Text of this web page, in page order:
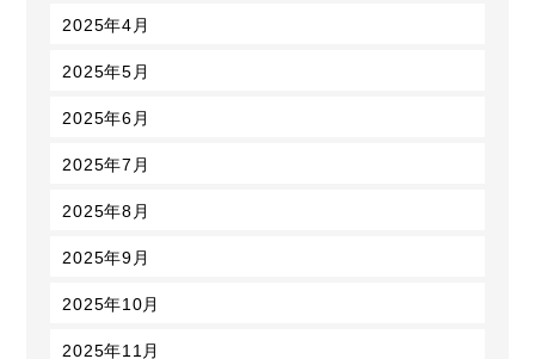
2025年4月
2025年5月
2025年6月
2025年7月
2025年8月
2025年9月
2025年10月
2025年11月